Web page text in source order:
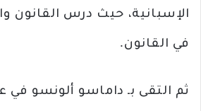
الإسبانية، حيث درس القانون
في القانون.‏